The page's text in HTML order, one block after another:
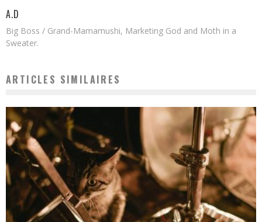
A.D
Big Boss / Grand-Mamamushi, Marketing God and Moth in a
Sweater.
ARTICLES SIMILAIRES